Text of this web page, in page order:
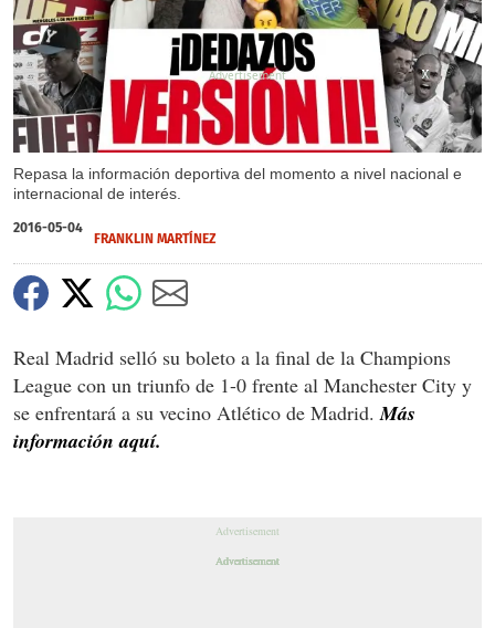
Repasa la información deportiva del momento a nivel nacional e
internacional de interés.
X
X
X
X
X
X
X
2016-05-04
FRANKLIN MARTÍNEZ
Real Madrid selló su boleto a la final de la Champions
League con un triunfo de 1-0 frente al Manchester City y
se enfrentará a su vecino Atlético de Madrid. Más
información aquí.